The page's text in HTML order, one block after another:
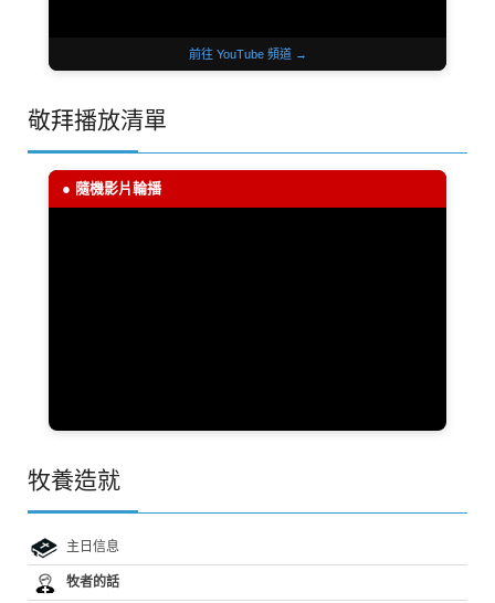
前往 YouTube 頻道 →
敬拜播放清單
● 隨機影片輪播
牧養造就
主日信息
牧者的話